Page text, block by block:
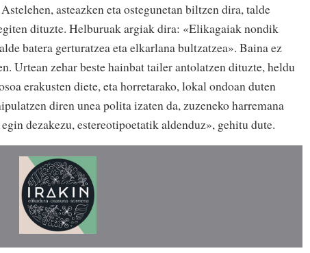
asteazken eta ostegunetan biltzen dira, talde
dituzte. Helburuak argiak dira: «Elikagaiak nondik
batera gerturatzea eta elkarlana bultzatzea». Baina ez
Urtean zehar beste hainbat tailer antolatzen dituzte, heldu
erakusten diete, eta horretarako, lokal ondoan duten
diren unea polita izaten da, zuzeneko harremana
dezakezu, estereotipoetatik aldenduz», gehitu dute.